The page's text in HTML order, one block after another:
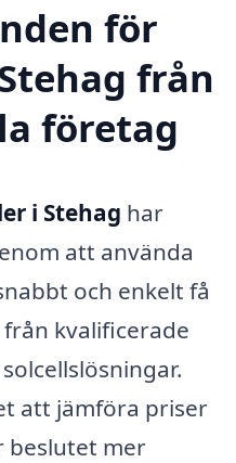
för
från
företag
i Stehag har
att använda
och enkelt få
kvalificerade
att jämföra priser
beslutet mer